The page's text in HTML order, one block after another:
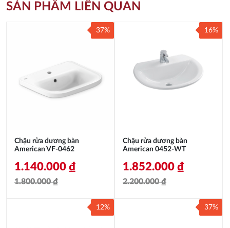
SẢN PHẨM LIÊN QUAN
Chậu rửa dương bàn
American VF-0462
1.800.000₫
1.140.000 ₫
37%
Chậu rửa dương bàn
American 0452-WT
2.200.000₫
1.852.000 ₫
16%
12% 37%